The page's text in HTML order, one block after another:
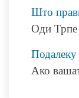
Што
Оди Трпе
Подалеку
Ако